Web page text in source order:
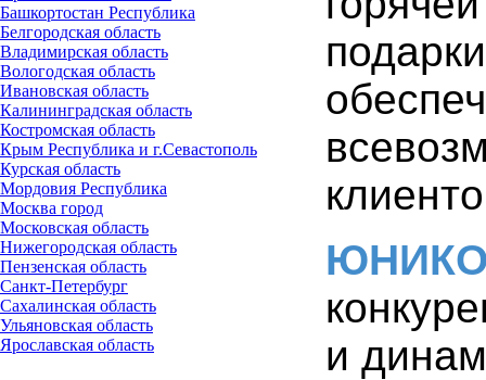
Башкортостан Республика
Белгородская область
Владимирская область
Вологодская область
Ивановская область
Калининградская область
Костромская область
Крым Республика и г.Севастополь
Курская область
Мордовия Республика
Москва город
Московская область
Нижегородская область
Пензенская область
Санкт-Петербург
Сахалинская область
Ульяновская область
Ярославская область
и